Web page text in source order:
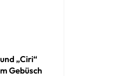
„Ciri“
Gebüsch